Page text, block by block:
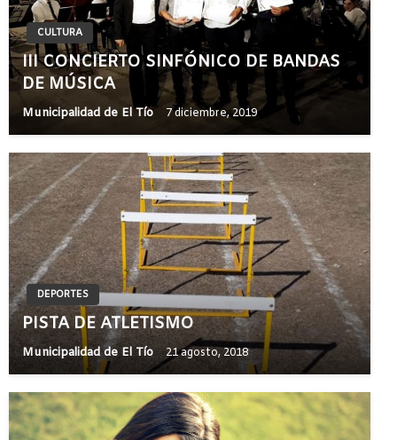
CULTURA
III CONCIERTO SINFÓNICO DE BANDAS
DE MÚSICA
Municipalidad de El Tío 7 diciembre, 2019
DEPORTES
PISTA DE ATLETISMO
Municipalidad de El Tío 21 agosto, 2018